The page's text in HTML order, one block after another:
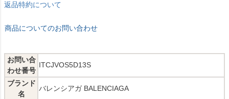
返品特約について
商品についてのお問い合わせ
お問い合
わせ番号
ITCJVOS5D13S
ブランド
名
バレンシアガ BALENCIAGA